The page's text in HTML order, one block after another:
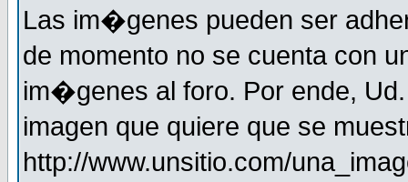
Las im�genes pueden ser
de momento no se cuenta con
im�genes al foro. Por ende,
imagen que quiere que se
http://www.unsitio.com/